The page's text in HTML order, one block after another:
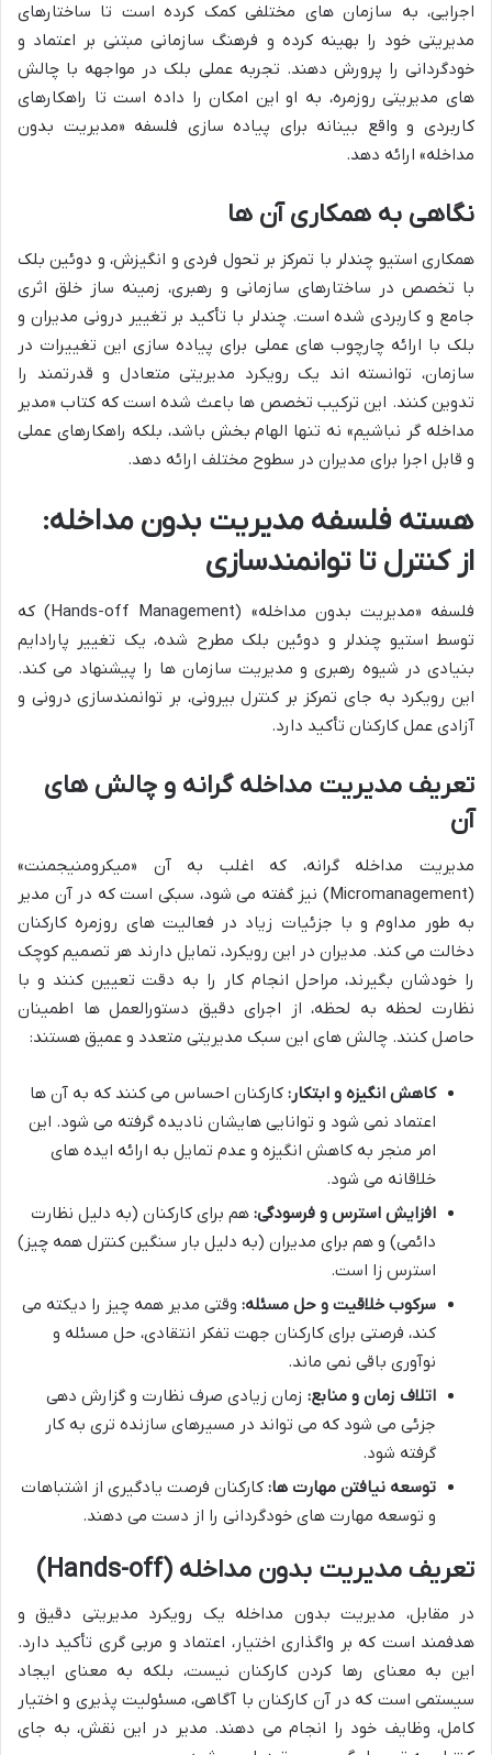
اجرایی، به سازمان های مختلفی کمک کرده است تا ساختارهای
مدیریتی خود را بهینه کرده و فرهنگ سازمانی مبتنی بر اعتماد و
خودگردانی را پرورش دهند. تجربه عملی بلک در مواجهه با چالش
های مدیریتی روزمره، به او این امکان را داده است تا راهکارهای
کاربردی و واقع بینانه برای پیاده سازی فلسفه «مدیریت بدون
مداخله» ارائه دهد.
نگاهی به همکاری آن ها
همکاری استیو چندلر با تمرکز بر تحول فردی و انگیزش، و دوئین بلک
با تخصص در ساختارهای سازمانی و رهبری، زمینه ساز خلق اثری
جامع و کاربردی شده است. چندلر با تأکید بر تغییر درونی مدیران و
بلک با ارائه چارچوب های عملی برای پیاده سازی این تغییرات در
سازمان، توانسته اند یک رویکرد مدیریتی متعادل و قدرتمند را
تدوین کنند. این ترکیب تخصص ها باعث شده است که کتاب «مدیر
مداخله گر نباشیم» نه تنها الهام بخش باشد، بلکه راهکارهای عملی
و قابل اجرا برای مدیران در سطوح مختلف ارائه دهد.
هسته فلسفه مدیریت بدون مداخله:
از کنترل تا توانمندسازی
فلسفه «مدیریت بدون مداخله» (Hands-off Management) که
توسط استیو چندلر و دوئین بلک مطرح شده، یک تغییر پارادایم
بنیادی در شیوه رهبری و مدیریت سازمان ها را پیشنهاد می کند.
این رویکرد به جای تمرکز بر کنترل بیرونی، بر توانمندسازی درونی و
آزادی عمل کارکنان تأکید دارد.
تعریف مدیریت مداخله گرانه و چالش های
آن
مدیریت مداخله گرانه، که اغلب به آن «میکرومنیجمنت»
(Micromanagement) نیز گفته می شود، سبکی است که در آن مدیر
به طور مداوم و با جزئیات زیاد در فعالیت های روزمره کارکنان
دخالت می کند. مدیران در این رویکرد، تمایل دارند هر تصمیم کوچک
را خودشان بگیرند، مراحل انجام کار را به دقت تعیین کنند و با
نظارت لحظه به لحظه، از اجرای دقیق دستورالعمل ها اطمینان
حاصل کنند. چالش های این سبک مدیریتی متعدد و عمیق هستند:
کاهش انگیزه و ابتکار: کارکنان احساس می کنند که به آن ها
اعتماد نمی شود و توانایی هایشان نادیده گرفته می شود. این
امر منجر به کاهش انگیزه و عدم تمایل به ارائه ایده های
خلاقانه می شود.
افزایش استرس و فرسودگی: هم برای کارکنان (به دلیل نظارت
دائمی) و هم برای مدیران (به دلیل بار سنگین کنترل همه چیز)
استرس زا است.
سرکوب خلاقیت و حل مسئله: وقتی مدیر همه چیز را دیکته می
کند، فرصتی برای کارکنان جهت تفکر انتقادی، حل مسئله و
نوآوری باقی نمی ماند.
اتلاف زمان و منابع: زمان زیادی صرف نظارت و گزارش دهی
جزئی می شود که می تواند در مسیرهای سازنده تری به کار
گرفته شود.
توسعه نیافتن مهارت ها: کارکنان فرصت یادگیری از اشتباهات
و توسعه مهارت های خودگردانی را از دست می دهند.
تعریف مدیریت بدون مداخله (Hands-off)
در مقابل، مدیریت بدون مداخله یک رویکرد مدیریتی دقیق و
هدفمند است که بر واگذاری اختیار، اعتماد و مربی گری تأکید دارد.
این به معنای رها کردن کارکنان نیست، بلکه به معنای ایجاد
سیستمی است که در آن کارکنان با آگاهی، مسئولیت پذیری و اختیار
کامل، وظایف خود را انجام می دهند. مدیر در این نقش، به جای